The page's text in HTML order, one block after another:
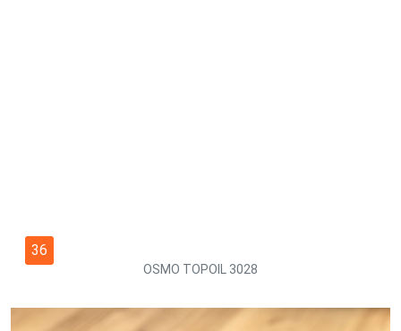
36
OSMO TOPOIL 3028